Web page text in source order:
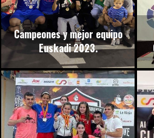
Campeones y mejor equipo
Euskadi 2023.